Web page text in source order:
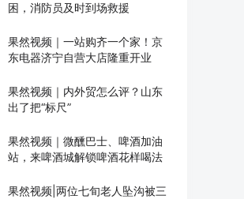
困，消防员及时到场救援
果然视频｜一站购齐一个家！京
东电器济宁自营大店隆重开业
果然视频｜内外贸怎么评？山东
出了把“标尺”
果然视频｜微醺巴士、啤酒加油
站，来啤酒城解锁啤酒花样喝法
果然视频|两位七旬老人坠沟被三